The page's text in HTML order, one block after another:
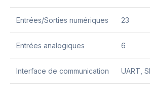
Entrées/Sorties numériques 23
Entrées analogiques 6
Interface de communication UART,